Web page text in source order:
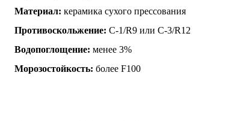
Материал: керамика сухого прессования
Противоскольжение: C-1/R9 или C-3/R12
Водопоглощение: менее 3%
Морозостойкость: более F100